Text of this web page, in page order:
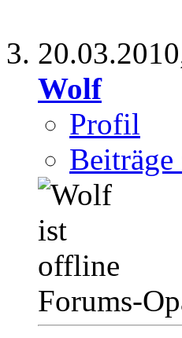
Wolf
Profil
Beiträge
Forums-